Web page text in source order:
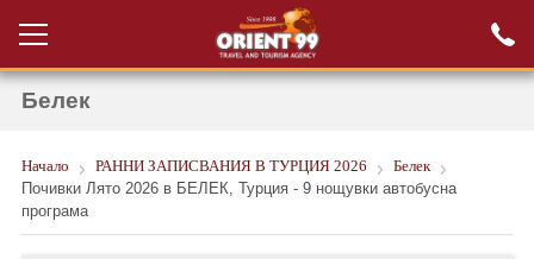
Вход за агенти
РАННИ ЗАПИСВАНИЯ ТУРЦИЯ
НОВА ГОДИНА ТУРЦИЯ
Белек
Начало РАННИ ЗАПИСВАНИЯ В ТУРЦИЯ 2026
Белек
Почивки Лято 2026 в БЕЛЕК, Турция - 9 нощувки автобусна
програма